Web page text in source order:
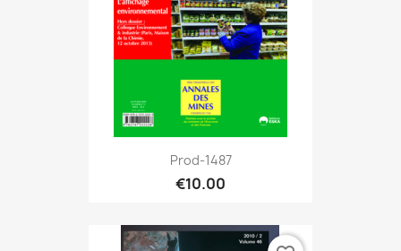
Prod-1487
€10.00